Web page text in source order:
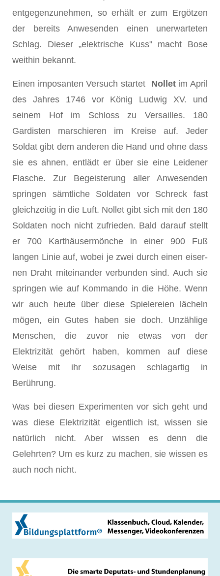
entgegenzunehmen, so erhält er zum Ergötzen
der bereits Anwesenden einen unerwar­teten
Schlag. Dieser „elektrische Kuss" macht Bose
weithin bekannt.
Einen imposanten Versuch startet Nollet im April
des Jahres 1746 vor König Ludwig XV. und
seinem Hof im Schloss zu Versailles. 180
Gardisten marschieren im Kreise auf. Jeder
Soldat gibt dem anderen die Hand und ohne dass
sie es ahnen, entlädt er über sie eine Leidener
Flasche. Zur Begeisterung aller Anwesenden
springen sämtliche Soldaten vor Schreck fast
gleichzeitig in die Luft. Nollet gibt sich mit den 180
Soldaten noch nicht zufrieden. Bald darauf stellt
er 700 Karthäusermönche in einer 900 Fuß
langen Linie auf, wobei je zwei durch einen eiser­
nen Draht miteinander verbunden sind. Auch sie
springen wie auf Kommando in die Höhe. Wenn
wir auch heute über diese Spielereien lächeln
mögen, ein Gutes haben sie doch. Unzählige
Menschen, die zuvor nie etwas von der
Elektrizität gehört haben, kommen auf diese
Weise mit ihr sozusagen schlagartig in
Berührung.
Was bei diesen Experimenten vor sich geht und
was diese Elektrizität eigentlich ist, wissen sie
natürlich nicht. Aber wissen es denn die
Gelehrten? Um es kurz zu machen, sie wissen es
auch noch nicht.